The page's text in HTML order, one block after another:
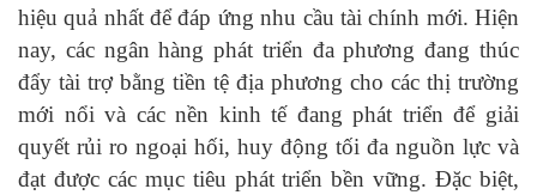
hiệu quả nhất để đáp ứng nhu cầu tài chính mới. Hiện
nay, các ngân hàng phát triển đa phương đang thúc
đẩy tài trợ bằng tiền tệ địa phương cho các thị trường
mới nổi và các nền kinh tế đang phát triển để giải
quyết rủi ro ngoại hối, huy động tối đa nguồn lực và
đạt được các mục tiêu phát triển bền vững. Đặc biệt,